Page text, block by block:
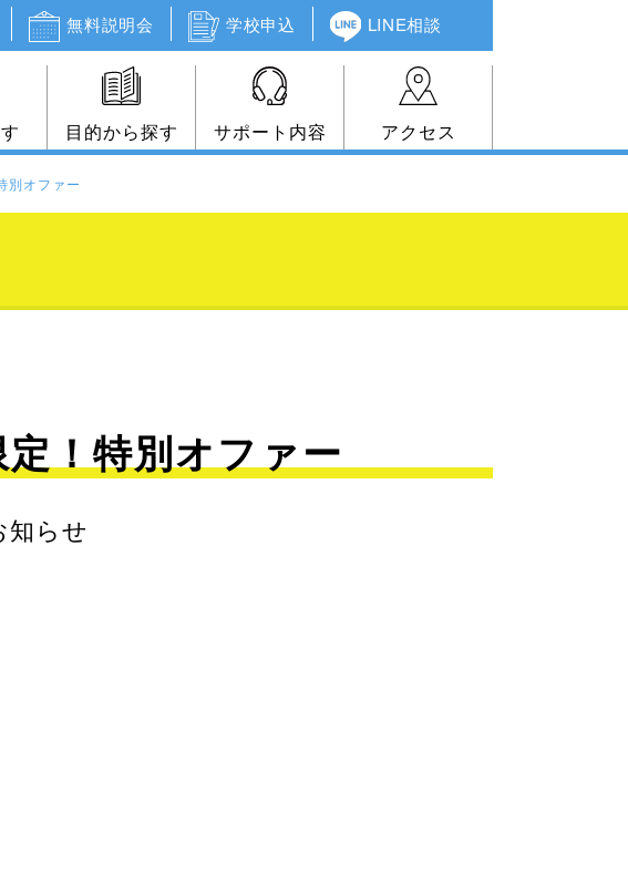
無料説明会 学校申込 LINE相談
目的から探す サポート内容 アクセス
別オファー
！特別オファー
らせ